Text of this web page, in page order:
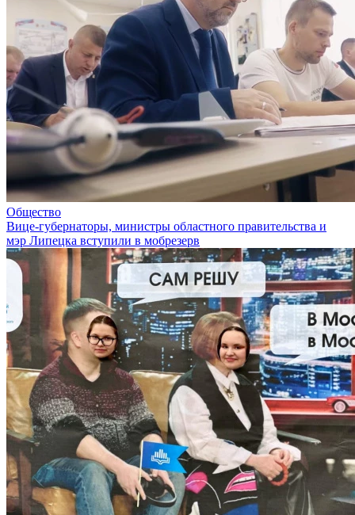
Общество
Вице-губернаторы, министры областного правительства и
мэр Липецка вступили в мобрезерв